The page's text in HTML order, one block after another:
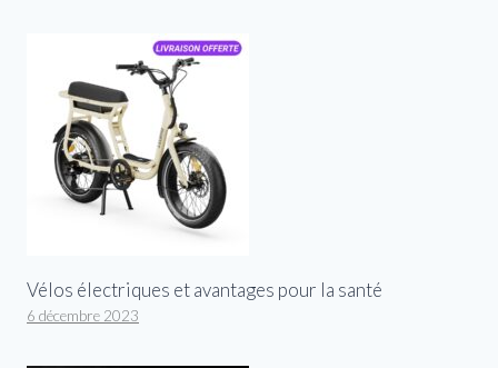
Vélos électriques et avantages pour la santé
6 décembre 2023